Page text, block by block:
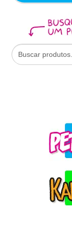
Search
for: